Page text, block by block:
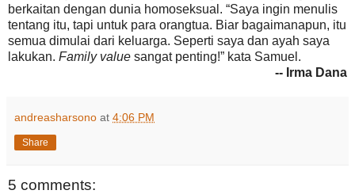
berkaitan dengan dunia homoseksual. “Saya ingin menulis
tentang itu, tapi untuk para orangtua. Biar bagaimanapun, itu
semua dimulai dari keluarga. Seperti saya dan ayah saya
lakukan. Family value sangat penting!” kata Samuel.
-- Irma Dana
andreasharsono at 4:06 PM
Share
5 comments: